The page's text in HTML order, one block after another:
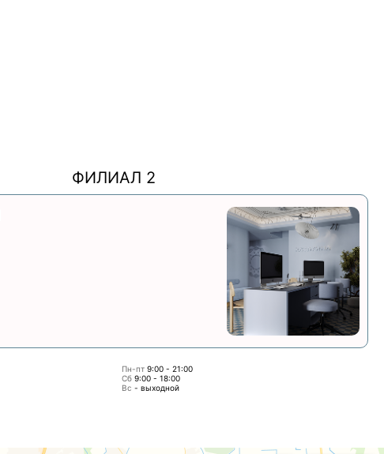
ФИЛИАЛ 2
Пн-пт 9:00 - 21:00
Сб 9:00 - 18:00
Вс - выходной